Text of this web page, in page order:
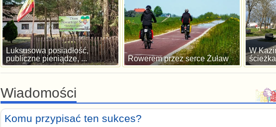
Luksusowa posiadłość,
publiczne pieniądze, ...
Rowerem przez serce Żuław
W
Wiadomości
Komu przypisać ten sukces?